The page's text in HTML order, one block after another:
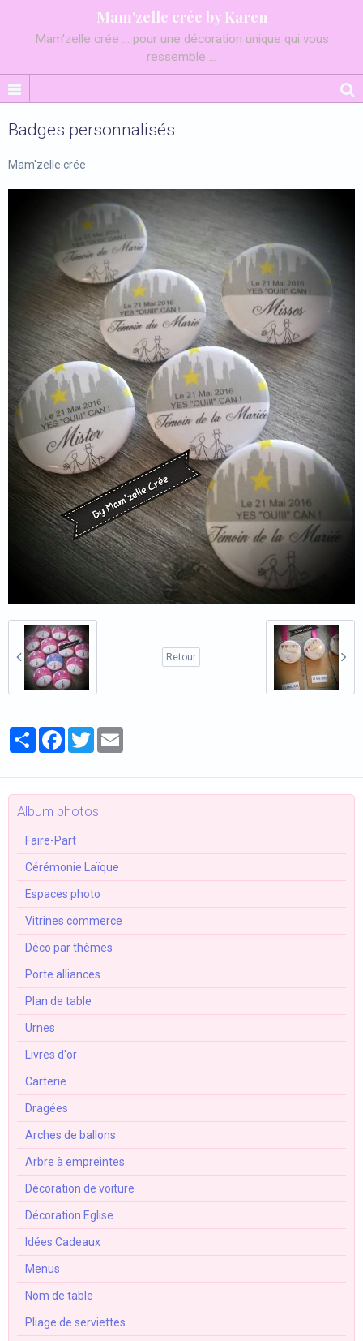
Mam'zelle crée by Karen
Mam'zelle crée ... pour une décoration unique qui vous
ressemble ...
Badges personnalisés
Mam'zelle crée
Retour
PartagerFacebook
Twitter
Album photos
Faire-Part
Cérémonie Laïque
Espaces photo
Vitrines commerce
Déco par thèmes
Porte alliances
Plan de table
Urnes
Livres d'or
Carterie
Dragées
Arches de ballons
Arbre à empreintes
Décoration de voiture
Décoration Eglise
Idées Cadeaux
Menus
Nom de table
Pliage de serviettes